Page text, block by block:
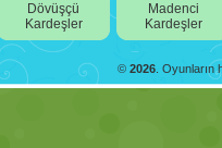
Dövüşçü
Kardeşler
Madenci
Kardeşler
© 2026 .